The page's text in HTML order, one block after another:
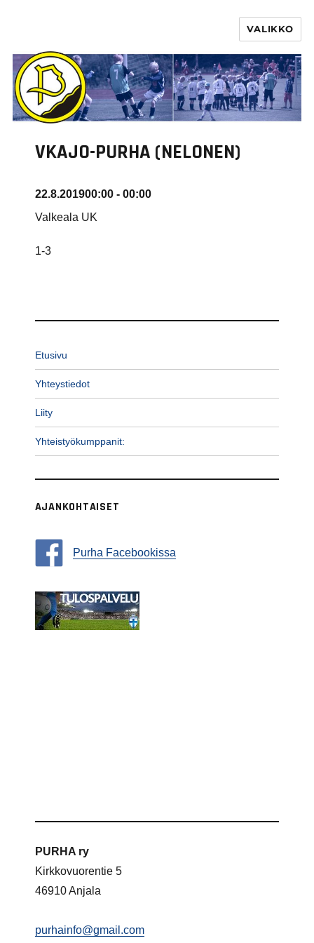
VALIKKO
VKAJO-PURHA (NELONEN)
22.8.201900:00 - 00:00
Valkeala UK
1-3
Etusivu
Yhteystiedot
Liity
Yhteistyökumppanit:
AJANKOHTAISET
Purha Facebookissa
PURHA ry
Kirkkovuorentie 5
46910 Anjala
purhainfo@gmail.com